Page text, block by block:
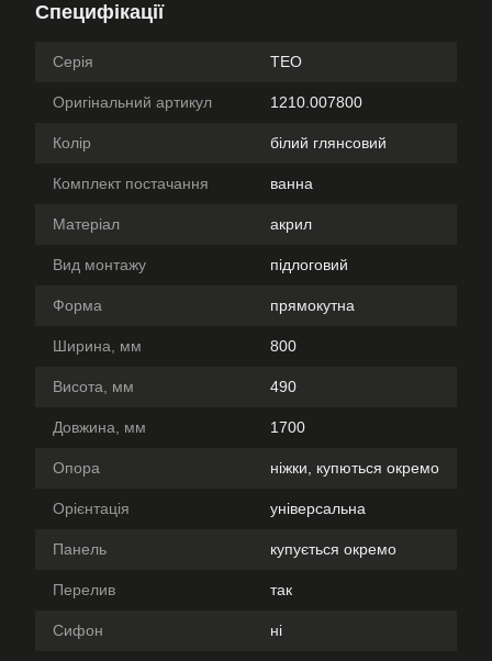
Специфікації
Серія TEO
Оригінальний артикул 1210.007800
Колір білий глянсовий
Комплект постачання ванна
Матеріал акрил
Вид монтажу підлоговий
Форма прямокутна
Ширина, мм 800
Висота, мм 490
Довжина, мм 1700
Опора ніжки, купються окремо
Орієнтація універсальна
Панель купується окремо
Перелив так
Сифон ні